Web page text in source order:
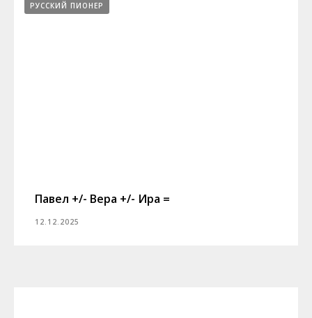
РУССКИЙ ПИОНЕР
Павел +/- Вера +/- Ира =
12.12.2025